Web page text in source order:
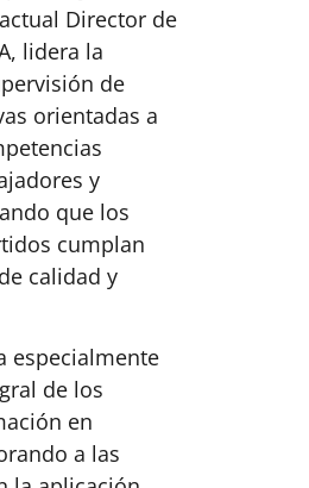
Director de
lidera la
de
orientadas a
y
que los
cumplan
calidad y
especialmente
de los
en
a las